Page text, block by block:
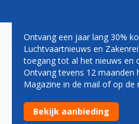
ZELFTEST BIJ
TEST NA VIJF
BONAIRE
Ontvang een jaar lang 30%
Luchtvaartnieuws en
toegang tot al het nieuws en
Ontvang tevens 12 maanden
Magazine in de mail of op de
Bekijk aanbieding